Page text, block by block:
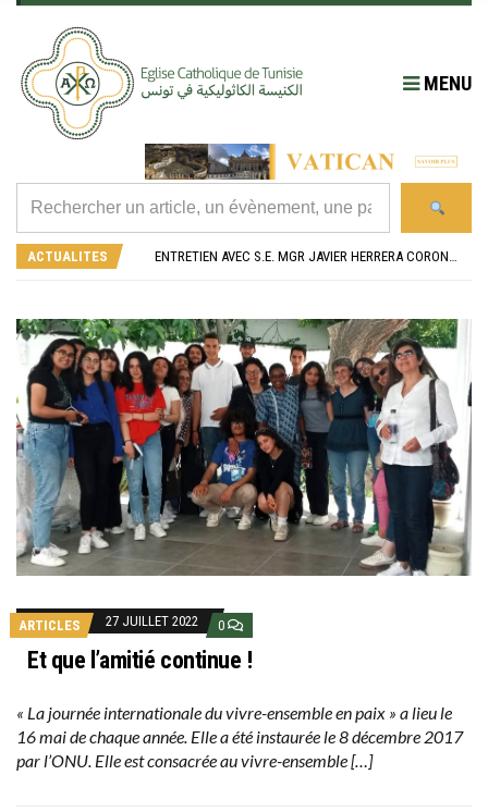
MENU
ACTUALITES
L’ÉCOLE JEANNE D’ARC CÉLÈBRE SES NOUVEAUX BACHELIERS : UNE TRADITION QUI RASSEMBLE
RETOUR SUR LA JOURNÉE DIOCÉSAINE 2026 EN TUNISIE
L’ÉCOLE JEANNE D’ARC CÉLÈBRE SES NOUVEAUX BACHELIERS : UNE TRADITION QUI RASSEMBLE
ARTICLES 27 JUILLET 2022 0
Et que l’amitié continue !
« La journée internationale du vivre-ensemble en paix » a lieu le
16 mai de chaque année. Elle a été instaurée le 8 décembre 2017
par l’ONU. Elle est consacrée au vivre-ensemble […]